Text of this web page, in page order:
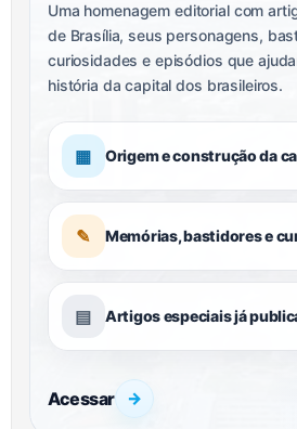
Uma homenagem editorial com
de Brasília, seus personagens,
curiosidades e episódios que
história da capital dos brasileiros.
▦ Origem e construção da
✎ Memórias, bastidores e
▤ Artigos especiais já
Acessar →